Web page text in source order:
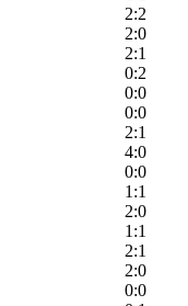
2:2
2:0
2:1
0:2
0:0
0:0
2:1
4:0
0:0
1:1
2:0
1:1
2:1
2:0
0:0